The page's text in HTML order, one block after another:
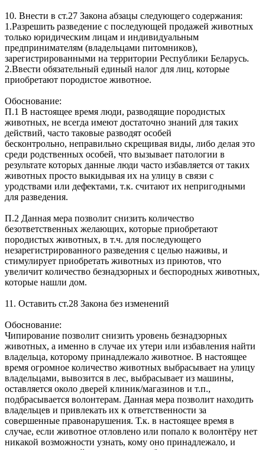
10. Внести в ст.27 Закона абзацы следующего содержания:
1.Разрешить разведение с последующей продажей животных
только юридическим лицам и индивидуальным
предпринимателям (владельцами питомников),
зарегистрированными на территории Республики Беларусь.
2.Ввести обязательный единый налог для лиц, которые
приобретают породистое животное.
Обоснование:
П.1 В настоящее время люди, разводящие породистых
животных, не всегда имеют достаточно знаний для таких
действий, часто таковые разводят особей
бесконтрольно, неправильно скрещивая виды, либо делая это
среди родственных особей, что вызывает патологии в
результате которых данные люди часто избавляется от таких
животных просто выкидывая их на улицу в связи с
уродствами или дефектами, т.к. считают их непригодными
для разведения.
П.2 Данная мера позволит снизить количество
безответственных желающих, которые приобретают
породистых животных, в т.ч. для последующего
незарегистрированного разведения с целью наживы, и
стимулирует приобретать животных из приютов, что
увеличит количество безнадзорных и беспородных животных,
которые нашли дом.
11. Оставить ст.28 Закона без изменений
Обоснование:
Чипирование позволит снизить уровень безнадзорных
животных, а именно в случае их утери или избавления найти
владельца, которому принадлежало животное. В настоящее
время огромное количество животных выбрасывает на улицу
владельцами, вывозится в лес, выбрасывает из машины,
оставляется около дверей клиник/магазинов и т.п.,
подбрасывается волонтерам. Данная мера позволит находить
владельцев и привлекать их к ответственности за
совершенные правонарушения. Т.к. в настоящее время в
случае, если животное отловлено или попало к волонтёру нет
никакой возможности узнать, кому оно принадлежало, и